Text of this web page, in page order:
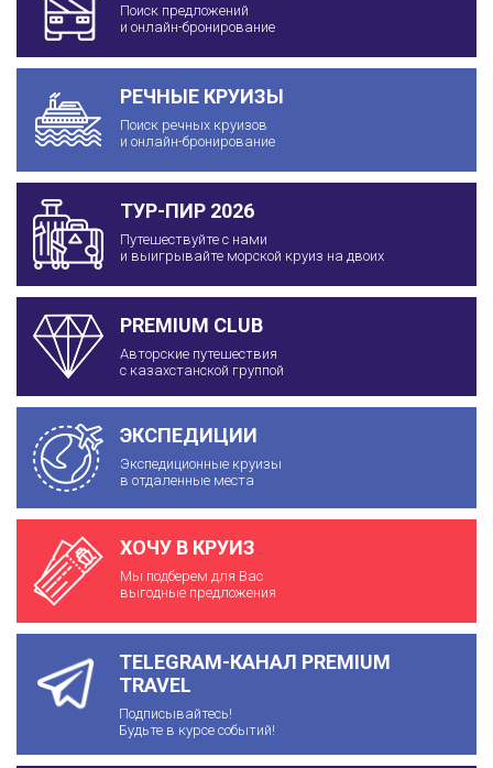
Поиск предложений
и онлайн-бронирование
РЕЧНЫЕ КРУИЗЫ
Поиск речных круизов
и онлайн-бронирование
ТУР-ПИР 2026
Путешествуйте с нами
и выигрывайте морской круиз на двоих
PREMIUM CLUB
Авторские путешествия
с казахстанской группой
ЭКСПЕДИЦИИ
Экспедиционные круизы
в отдаленные места
ХОЧУ В КРУИЗ
Мы подберем для Вас
выгодные предложения
TELEGRAM-КАНАЛ PREMIUM
TRAVEL
Подписывайтесь!
Будьте в курсе событий!